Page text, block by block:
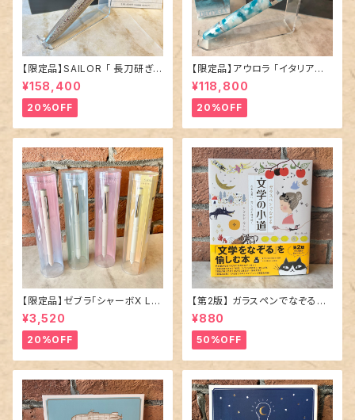
【限定品】SAILOR 「 長刀研ぎ
エボナイト 万年筆 〜憧憬〜 」
／M（中字）／21金ペン先
¥158,400
20%OFF
【限定品】アウロラ 「イタリア神
秘の旅・オルティジア 万年筆」／
字幅EF
¥118,800
20%OFF
【限定品】ゼブラ「シャーボX LT
3 限定ニュアンスカラー」多機能
ペン／全4種
¥3,520
20%OFF
【第2版】 ガラスペンでなぞる本
¥880
50%OFF